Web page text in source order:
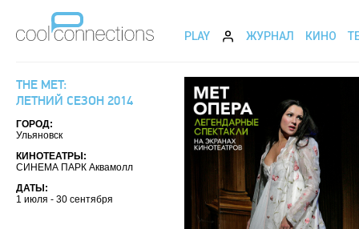
PLAY ЖУРНАЛ КИНО
THE MET:
ЛЕТНИЙ СЕЗОН 2014
ГОРОД:
Ульяновск
КИНОТЕАТРЫ:
СИНЕМА ПАРК Аквамолл
ДАТЫ:
1 июля - 30 сентября